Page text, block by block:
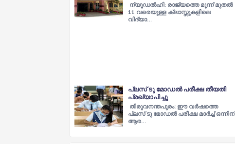
ന്യൂഡൽഹി: രാജ്യത്തെ മൂന്ന് മുതൽ
11 വരെയുള്ള ക്ലാസ്സുകളിലെ
വിദ്യാ…
പ്ലസ് ടു മോഡൽ പരീക്ഷ തീയതി
പ്രഖ്യാപിച്ചു
തിരുവനന്തപുരം: ഈ വർഷത്തെ
പ്ലസ് ടു മോഡൽ പരീക്ഷ മാർച്ച് ഒന്നിന്
ആര…